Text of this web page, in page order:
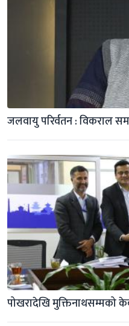
जलवायु परिर्वतन : विकराल
पोखरादेखि मुक्तिनाथसम्मको